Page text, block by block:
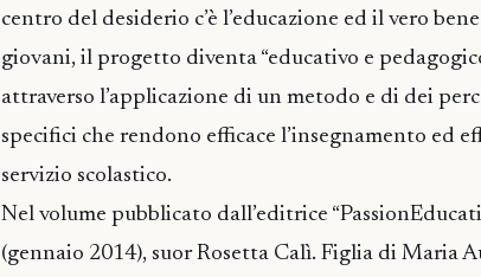
centro del desiderio c’è l’educazione ed il vero
giovani, il progetto diventa “educativo e
attraverso l’applicazione di un metodo e di dei
specifici che rendono efficace l’insegnamento ed
servizio scolastico.
Nel volume pubblicato dall’editrice
(gennaio 2014), suor Rosetta Calì. Figlia di Maria